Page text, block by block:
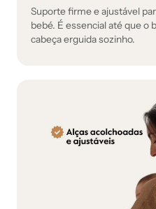
Suporte firme e ajustável
bebé. É essencial até que o
cabeça erguida sozinho.